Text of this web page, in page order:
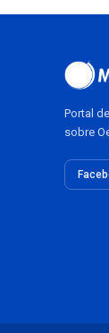
Portal
sobre